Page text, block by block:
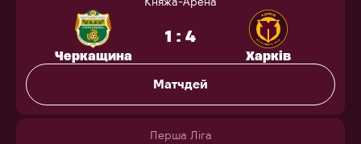
Черкащина
1 : 4
Харків
Матчдей
Перша Ліга